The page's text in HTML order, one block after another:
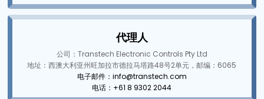
代理人
公司：Transtech Electronic Controls Pty Ltd
地址：西澳大利亚州旺加拉市德拉马塔路48号2单元，邮编：6065
电子邮件：info@transtech.com
电话：+61 8 9302 2044